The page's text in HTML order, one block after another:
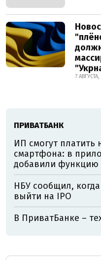
7
ПРИВАТБАНК
ИП смогут платить
смартфона: в
добавили функцию
НБУ сообщил,
выйти на IPO
В ПриватБанке –